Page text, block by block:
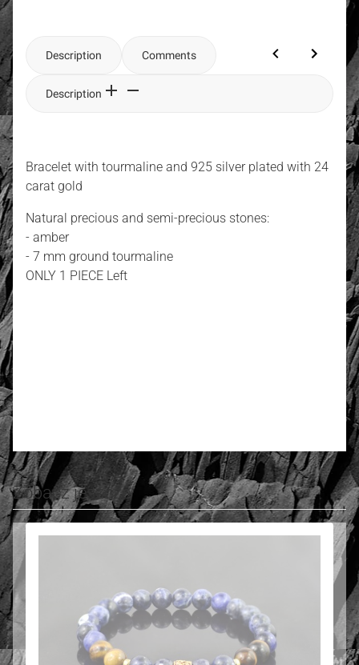
Description Comments
Description
Bracelet with tourmaline and 925 silver plated with 24
carat gold
Natural precious and semi-precious stones:
- amber
- 7 mm ground tourmaline
ONLY 1 PIECE Left
Zobacz jeszcze